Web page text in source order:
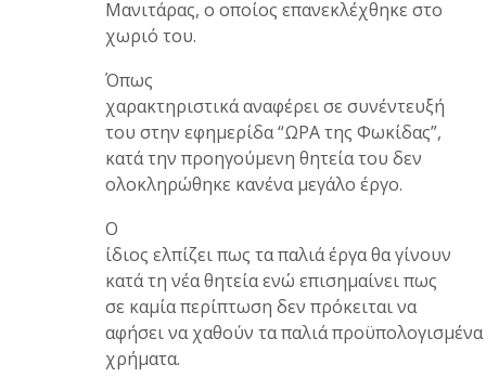
Μανιτάρας, ο οποίος επανεκλέχθηκε στο
χωριό του.
Όπως
χαρακτηριστικά αναφέρει σε συνέντευξή
του στην εφημερίδα “ΩΡΑ της Φωκίδας”,
κατά την προηγούμενη θητεία του δεν
ολοκληρώθηκε κανένα μεγάλο έργο.
Ο
ίδιος ελπίζει πως τα παλιά έργα θα γίνουν
κατά τη νέα θητεία ενώ επισημαίνει πως
σε καμία περίπτωση δεν πρόκειται να
αφήσει να χαθούν τα παλιά προϋπολογισμένα
χρήματα.